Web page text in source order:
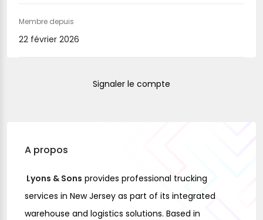
Membre depuis
22 février 2026
Signaler le compte
A propos
Lyons & Sons provides professional trucking
services in New Jersey as part of its integrated
warehouse and logistics solutions. Based in